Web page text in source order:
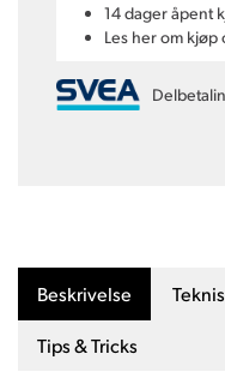
14 dager åpent
Les her om kjøp
Beskrivelse
Tips & Tricks